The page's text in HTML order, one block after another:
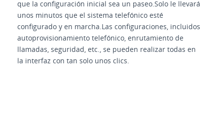
que la configuración inicial sea un paseo.Solo le llevará
unos minutos que el sistema telefónico esté
configurado y en marcha.Las configuraciones, incluidos
autoprovisionamiento telefónico, enrutamiento de
llamadas, seguridad, etc., se pueden realizar todas en
la interfaz con tan solo unos clics.